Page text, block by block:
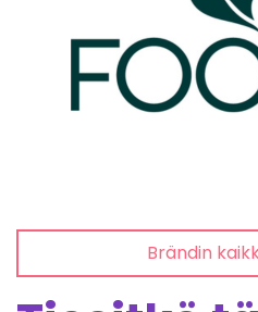
Brändin